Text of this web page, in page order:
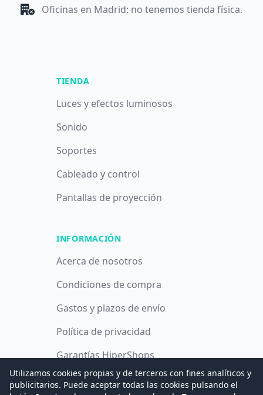
Oficinas en Madrid: no tenemos tienda física.
TIENDA
Luces y efectos luminosos
Sonido
Soportes
Cableado y control
Pantallas de proyección
INFORMACIÓN
Acerca de nosotros
Condiciones de compra
Gastos y plazos de envío
Política de privacidad
Garantías HiperShops
Política de cookies
Utilizamos cookies propias y de terceros con fines analíticos y
publicitarios. Puede aceptar todas las cookies pulsando el